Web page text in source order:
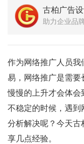
古柏广告
助力企业品
作为网络推广人员我
易，网络推广是需要
慢慢的上升才会体会
不稳定的时候，遇到
分析解决呢？今天古
享几点经验。